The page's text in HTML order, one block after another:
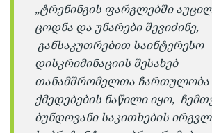
„ტრენინგის ფარგლებში
ცოდნა და უნარები შევიძინე,
განსაკუთრებით საინტერესო
დისკრიმინაციის შესახებ
თანამშრომელთა ჩართულობა
ქმედებების ნაწილი იყო,
ბუნდოვანი საკითხების